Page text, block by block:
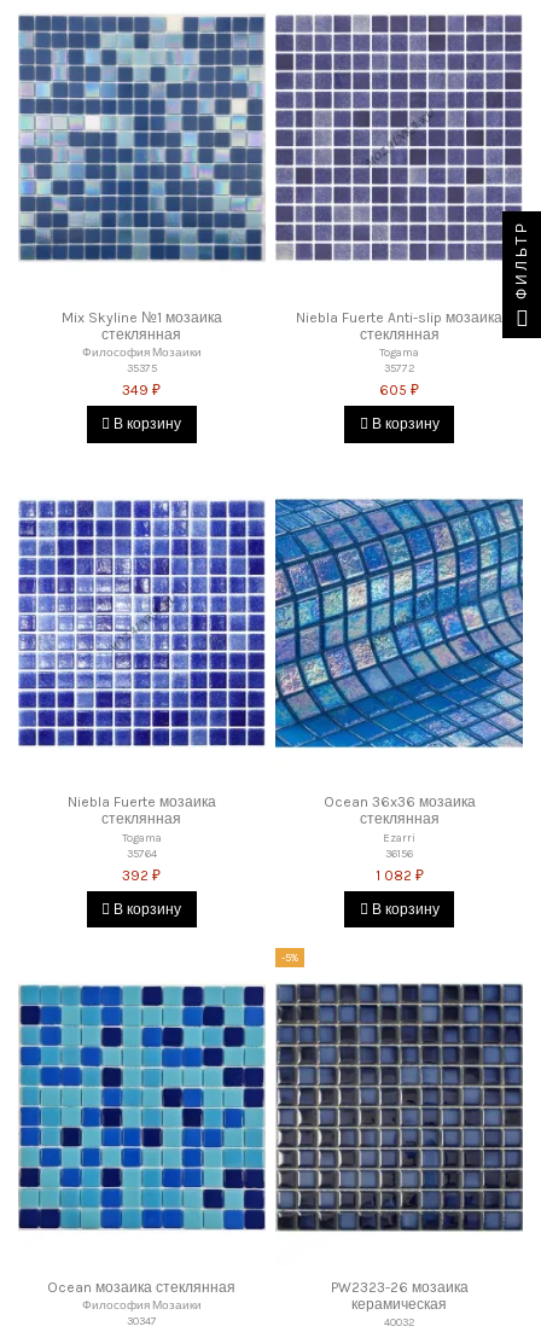
Mix Skyline №1 мозаика
стеклянная
Философия Мозаики
35375
349 ₽
В корзину
Niebla Fuerte Anti-slip мозаика
стеклянная
Togama
35772
605 ₽
В корзину
Niebla Fuerte мозаика
стеклянная
Togama
35764
392 ₽
В корзину
Ocean 36x36 мозаика
стеклянная
Ezarri
36156
1 082 ₽
В корзину
Ocean мозаика стеклянная
Философия Мозаики
30347
-5%
PW2323-26 мозаика
керамическая
40032
ФИЛЬТР